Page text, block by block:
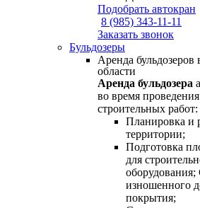
Подобрать автокран
8 (985) 343-11-11
Заказать звонок
Бульдозеры
Аренда
области
Аренда бульдозера
во время
строительных работ:
Планировка и
территории;
Подготовка
для
оборудования;
изношенного
покрытия;